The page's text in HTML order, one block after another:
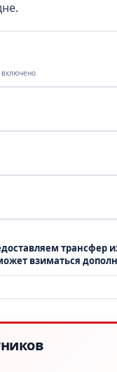
трансфер
взиматься